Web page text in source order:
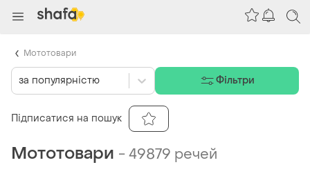
Мототовари -49879 речей
за популярністю Фільтри
Підписатися на пошук
Мототовари